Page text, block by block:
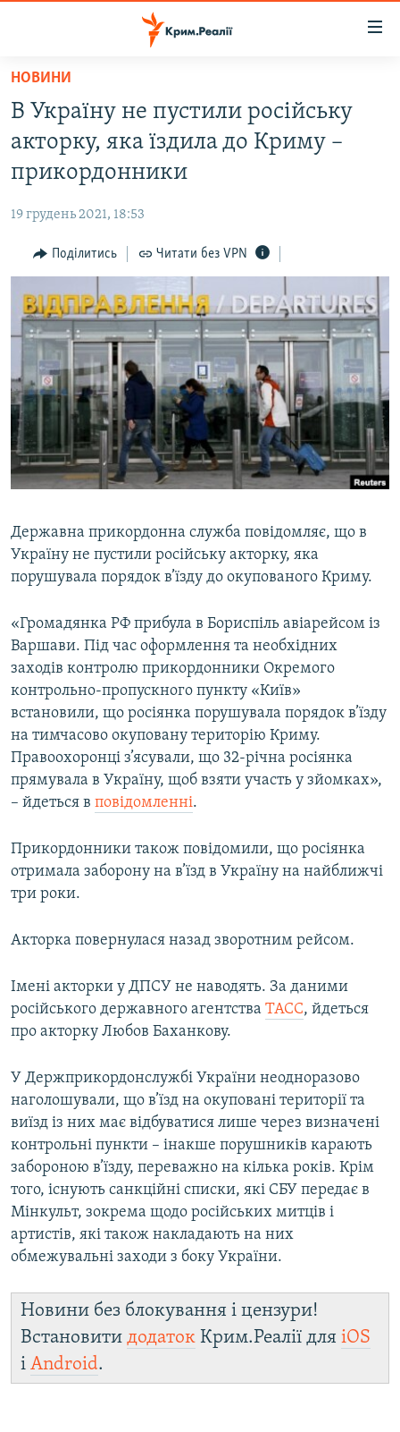
Перейти
основного
матеріалу
Перейти
до
основної
навігації
Перейти
до
пошуку
ВОДА.КРИМ
ВІДЕО ТА ФОТО
БЛОГИ
ПОГЛЯД
ВСЕ ЗА ДЕНЬ
СПЕЦПРОЕКТИ
ДЕПОРТАЦІЯ
ВІДЕОУРОКИ «ELIFBE»
СВІДЧЕННЯ ОКУПАЦІЇ
УКРАЇНСЬКА ПРОБЛЕМА КРИМУ
ЯК ОБІЙТИ БЛОКУВАННЯ
Русский
Qırımtatar
НОВИНИ
В Україну не пустили російську
акторку, яка їздила до Криму –
прикордонники
19 грудень 2021, 18:53
Поділитись Читати без VPN
Державна прикордонна служба повідомляє, що в
Україну не пустили російську акторку, яка
порушувала порядок в’їзду до окупованого Криму.
«Громадянка РФ прибула в Бориспіль авіарейсом із
Варшави. Під час оформлення та необхідних
заходів контролю прикордонники Окремого
контрольно-пропускного пункту «Київ»
встановили, що росіянка порушувала порядок в’їзду
на тимчасово окуповану територію Криму.
Правоохоронці з’ясували, що 32-річна росіянка
прямувала в Україну, щоб взяти участь у зйомках»,
– йдеться в повідомленні.
Прикордонники також повідомили, що росіянка
отримала заборону на в’їзд в Україну на найближчі
три роки.
Акторка повернулася назад зворотним рейсом.
Імені акторки у ДПСУ не наводять. За даними
російського державного агентства ТАСС, йдеться
про акторку Любов Баханкову.
У Держприкордонслужбі України неодноразово
наголошували, що в’їзд на окуповані території та
виїзд із них має відбуватися лише через визначені
контрольні пункти – інакше порушників карають
забороною в’їзду, переважно на кілька років. Крім
того, існують санкційні списки, які СБУ передає в
Мінкульт, зокрема щодо російських митців і
артистів, які також накладають на них
обмежувальні заходи з боку України.
Новини без блокування і цензури!
Встановити додаток Крим.Реалії для iOS
і Android.